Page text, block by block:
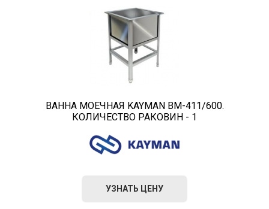
ВАННА МОЕЧНАЯ KAYMAN ВМ-411/600.
КОЛИЧЕСТВО РАКОВИН - 1
УЗНАТЬ ЦЕНУ